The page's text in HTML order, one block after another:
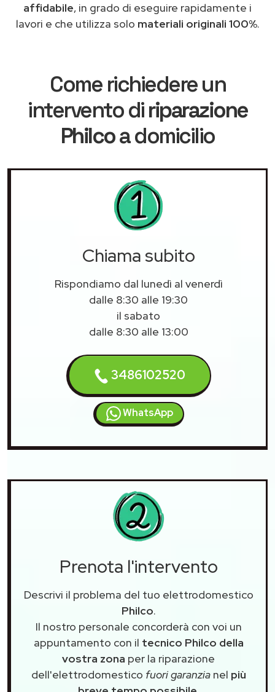
affidabile, in grado di eseguire rapidamente i
lavori e che utilizza solo materiali originali 100%.
Come richiedere un
intervento diriparazione
Philcoa domicilio
Chiama subito
Rispondiamo dal lunedì al venerdì
dalle 8:30 alle 19:30
il sabato
dalle 8:30 alle 13:00
3486102520
WhatsApp
Prenota l'intervento
Descrivi il problema del tuo elettrodomestico
Philco.
Il nostro personale concorderà con voi un
appuntamento con il tecnico Philco della
vostra zona per la riparazione
dell'elettrodomestico fuori garanzianel più